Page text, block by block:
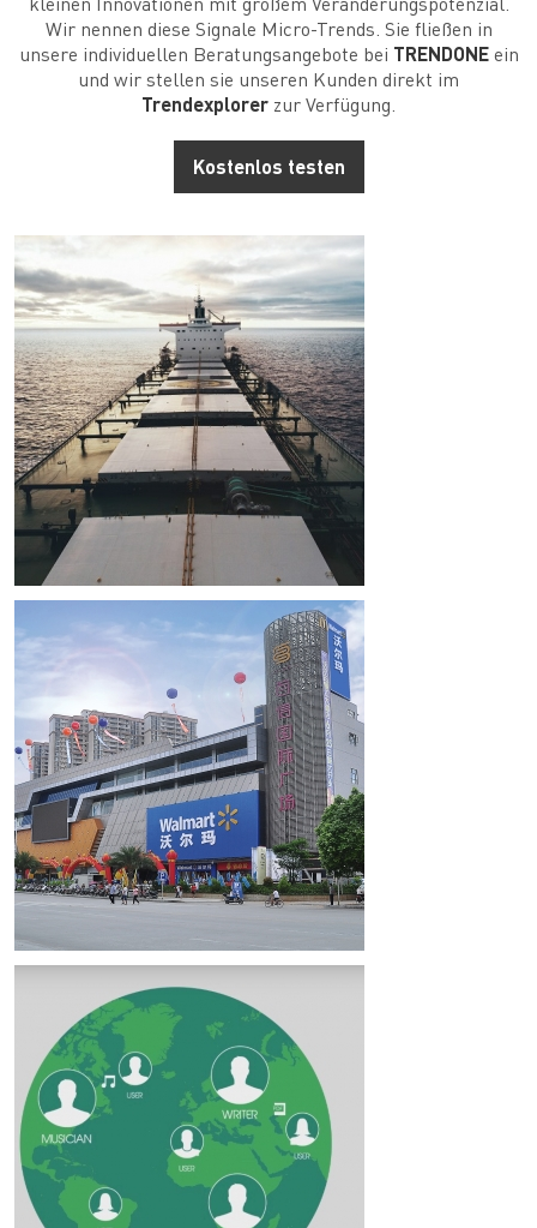
Wir nennen diese Signale Micro-Trends. Sie fließen in
unsere individuellen Beratungsangebote bei TRENDONEein
und wir stellen sie unseren Kunden direkt im
Trendexplorer zur Verfügung.
Kostenlos testen